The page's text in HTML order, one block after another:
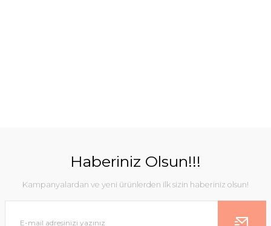
Haberiniz Olsun!!!
Kampanyalardan ve yeni ürünlerden ilk sizin haberiniz olsun!